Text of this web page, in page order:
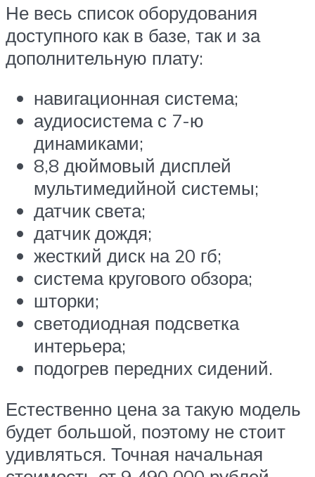
Не весь список оборудования
доступного как в базе, так и за
дополнительную плату:
навигационная система;
аудиосистема с 7-ю
динамиками;
8,8 дюймовый дисплей
мультимедийной системы;
датчик света;
датчик дождя;
жесткий диск на 20 гб;
система кругового обзора;
шторки;
светодиодная подсветка
интерьера;
подогрев передних сидений.
Естественно цена за такую модель
будет большой, поэтому не стоит
удивляться. Точная начальная